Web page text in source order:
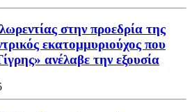
στην προεδρία της
εκατομμυριούχος που
ανέλαβε την εξουσία